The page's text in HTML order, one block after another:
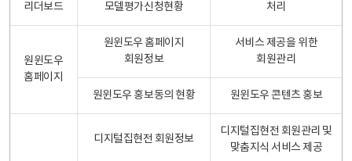
리더보드
모델평가신청현황
처리
원윈도우
홈페이지
원윈도우 홈페이지
회원정보
서비스 제공을 위한
회원관리
원윈도우 홍보동의 현황 원윈도우 콘텐츠 홍보
디지털집현전 회원정보
디지털집현전 회원관리 및
맞춤지식 서비스 제공